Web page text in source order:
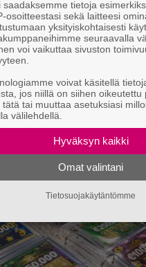
viimeinen
katso
saadaksemme tietoja
osoitteestasi sekä laitteesi
yksityiskohtaisesti
seuraavalla
voi vaikuttaa sivuston
voivat käsitellä
jos niillä on siihen oikeutettu
tätä tai muuttaa asetuksiasi
välilehdellä.
Hyväksyn kaikki
Omat valintani
Tietosuojakäytäntömme